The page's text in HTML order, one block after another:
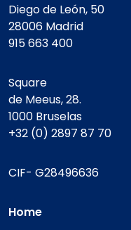
Diego de León, 50
28006 Madrid
915 663 400
Square
de Meeus, 28.
1000 Bruselas
+32 (0) 2897 87 70
CIF- G28496636
Home